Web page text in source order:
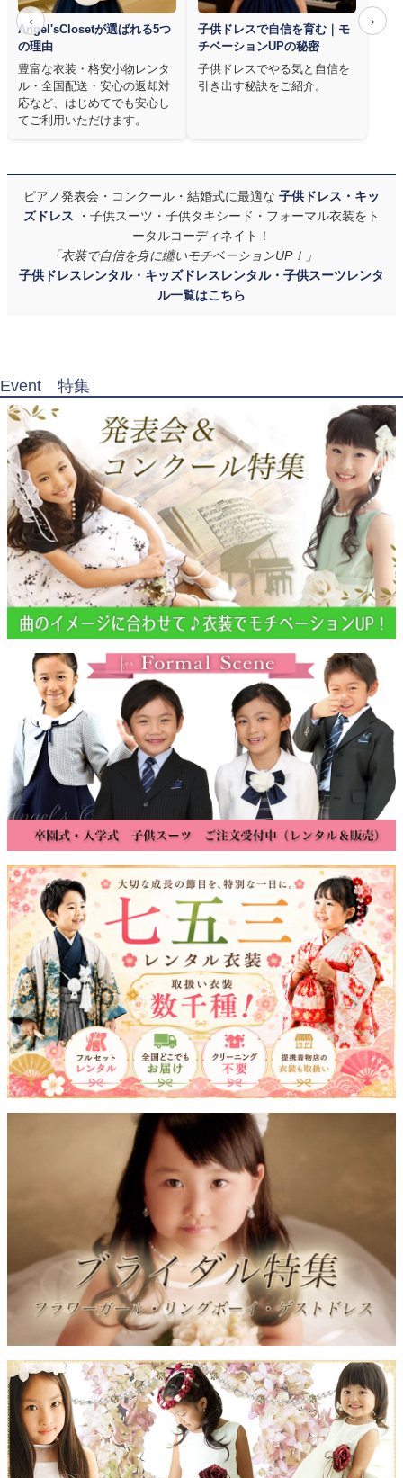
‹ ›
Angel'sClosetが選ばれる5つ
の理由
豊富な衣装・格安小物レンタ
ル・全国配送・安心の返却対
応など、はじめてでも安心し
てご利用いただけます。
子供ドレスで自信を育む｜モ
チベーションUPの秘密
子供ドレスでやる気と自信を
引き出す秘訣をご紹介。
ピアノ発表会・コンクール・結婚式に最適な 子供ドレス・キッ
ズドレス
・子供スーツ・子供タキシード・フォーマル衣装をト
ータルコーディネイト！
「衣装で自信を身に纏いモチベーションUP！」
子供ドレスレンタル・キッズドレスレンタル・子供スーツレンタ
ル一覧はこちら
Event 特集